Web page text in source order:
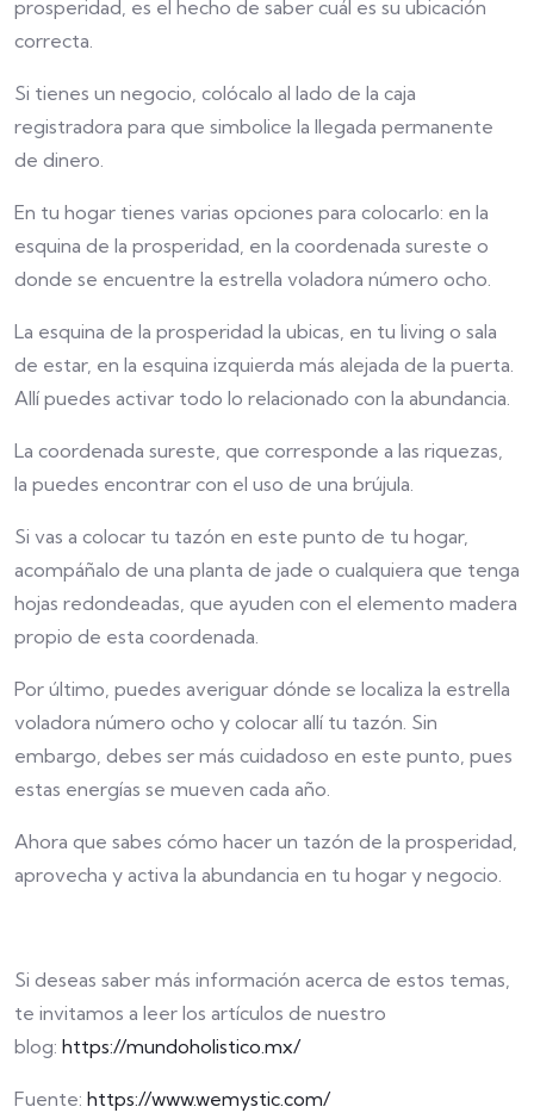
prosperidad, es el hecho de saber cuál es su ubicación
correcta.
Si tienes un negocio, colócalo al lado de la caja
registradora para que simbolice la llegada permanente
de dinero.
En tu hogar tienes varias opciones para colocarlo: en la
esquina de la prosperidad, en la coordenada sureste o
donde se encuentre la estrella voladora número ocho.
La esquina de la prosperidad la ubicas, en tu living o sala
de estar, en la esquina izquierda más alejada de la puerta.
Allí puedes activar todo lo relacionado con la abundancia.
La coordenada sureste, que corresponde a las riquezas,
la puedes encontrar con el uso de una brújula.
Si vas a colocar tu tazón en este punto de tu hogar,
acompáñalo de una planta de jade o cualquiera que tenga
hojas redondeadas, que ayuden con el elemento madera
propio de esta coordenada.
Por último, puedes averiguar dónde se localiza la estrella
voladora número ocho y colocar allí tu tazón. Sin
embargo, debes ser más cuidadoso en este punto, pues
estas energías se mueven cada año.
Ahora que sabes cómo hacer un tazón de la prosperidad,
aprovecha y activa la abundancia en tu hogar y negocio.
Si deseas saber más información acerca de estos temas,
te invitamos a leer los artículos de nuestro
blog: https://mundoholistico.mx/
Fuente: https://www.wemystic.com/